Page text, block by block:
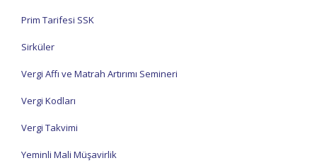
Prim Tarifesi SSK
Sirküler
Vergi Affı ve Matrah Artırımı Semineri
Vergi Kodları
Vergi Takvimi
Yeminli Mali Müşavirlik